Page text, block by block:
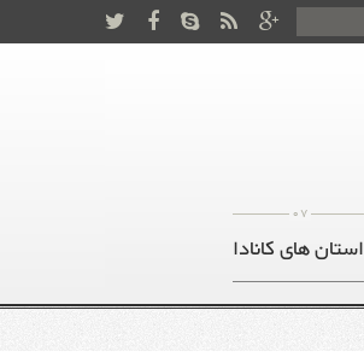
07
استان های کانادا